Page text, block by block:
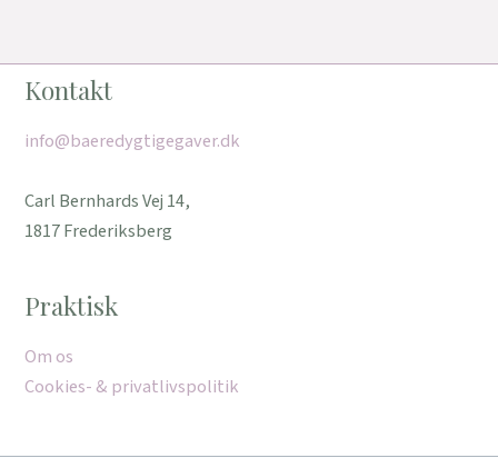
Kontakt
info@baeredygtigegaver.dk
Carl Bernhards Vej 14,
1817 Frederiksberg
Praktisk
Om os
Cookies- & privatlivspolitik